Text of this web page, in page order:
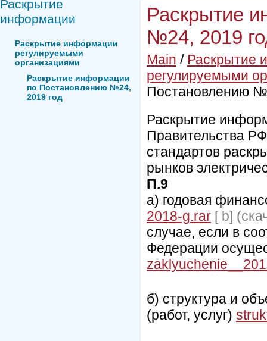
Раскрытие
информации
Раскрытие информации
регулируемыми
организациями
Раскрытие информации
по Постановлению №24,
2019 год
Раскрытие
№24, 2019
Main / Раскрытие
регулируемыми
Постановлению
Раскрытие
Правительства
стандартов
рынков
П.9
а) годовая
2018-g.rar [ b]
случае, если в
Федерации
б) структура и
(работ, услуг)